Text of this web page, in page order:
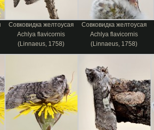
Совковидка желтоусая
Achlya flavicornis
(Linnaeus, 1758)
Совковидка желтоусая
Achlya flavicornis
(Linnaeus, 1758)